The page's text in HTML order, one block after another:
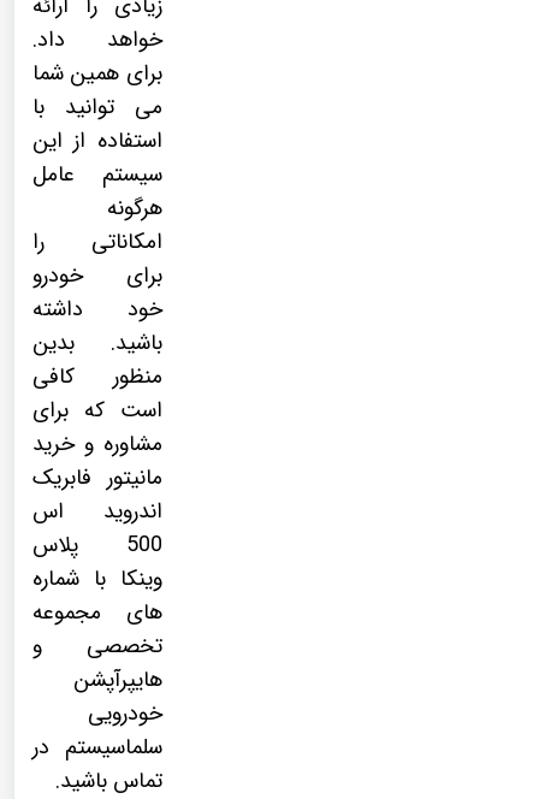
خواهد داد.
برای همین شما
می توانید با
استفاده از این
سیستم عامل
هرگونه
امکاناتی را
برای خودرو
خود داشته
باشید. بدین
منظور کافی
است که برای
مشاوره و خرید
مانیتور فابریک
اندروید اس
500 پلاس
وینکا با شماره
های مجموعه
تخصصی و
هایپرآپشن
خودرویی
سلماسیستم در
تماس باشید.